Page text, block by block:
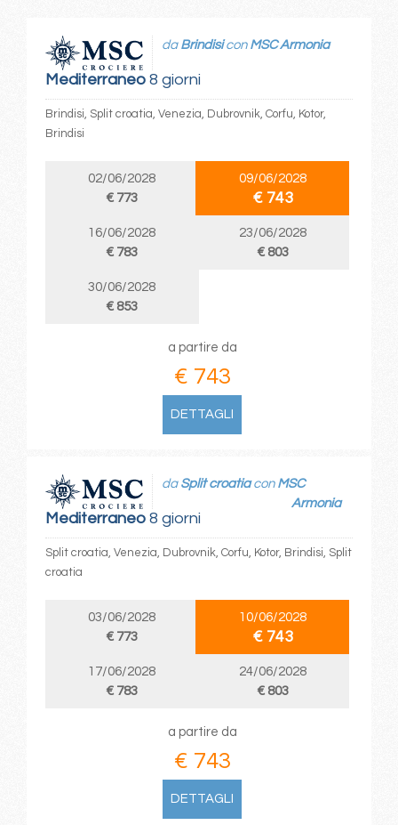
Mediterraneo8 giorni
da Brindisicon MSC Armonia
Brindisi, Split croatia, Venezia, Dubrovnik, Corfu, Kotor,
Brindisi
02/06/2028
€ 773
09/06/2028
€ 743
16/06/2028
€ 783
23/06/2028
€ 803
30/06/2028
€ 853
a partire da
€ 743
DETTAGLI
Mediterraneo8 giorni
da Split croatiacon MSC
Armonia
Split croatia, Venezia, Dubrovnik, Corfu, Kotor, Brindisi, Split
croatia
03/06/2028
€ 773
10/06/2028
€ 743
17/06/2028
€ 783
24/06/2028
€ 803
a partire da
€ 743
DETTAGLI